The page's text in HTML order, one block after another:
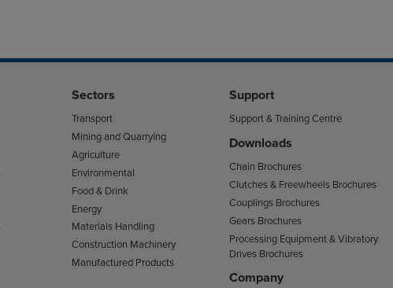
Sectors
Transport
Mining and Quarrying
Agriculture
Environmental
Food & Drink
Energy
Materials Handling
Construction Machinery
Manufactured Products
Support
Support & Training Centre
Downloads
Chain Brochures
Clutches & Freewheels Brochures
Couplings Brochures
Gears Brochures
Processing Equipment & Vibratory
Drives Brochures
Company